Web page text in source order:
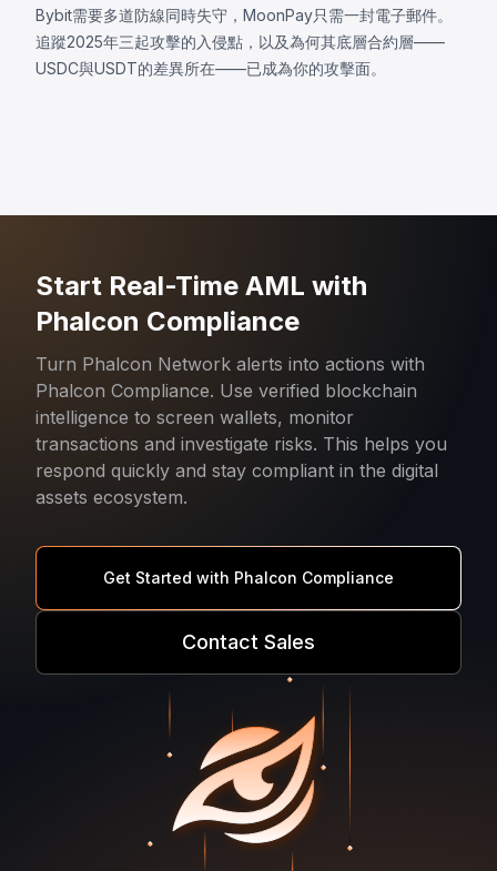
Bybit需要多道防線同時失守，MoonPay只需一封電子郵件。
追蹤2025年三起攻擊的入侵點，以及為何其底層合約層——
USDC與USDT的差異所在——已成為你的攻擊面。
Start Real-Time AML with
Phalcon Compliance
Turn Phalcon Network alerts into actions with
Phalcon Compliance. Use verified blockchain
intelligence to screen wallets, monitor
transactions and investigate risks. This helps you
respond quickly and stay compliant in the digital
assets ecosystem.
Get Started with Phalcon Compliance
Contact Sales